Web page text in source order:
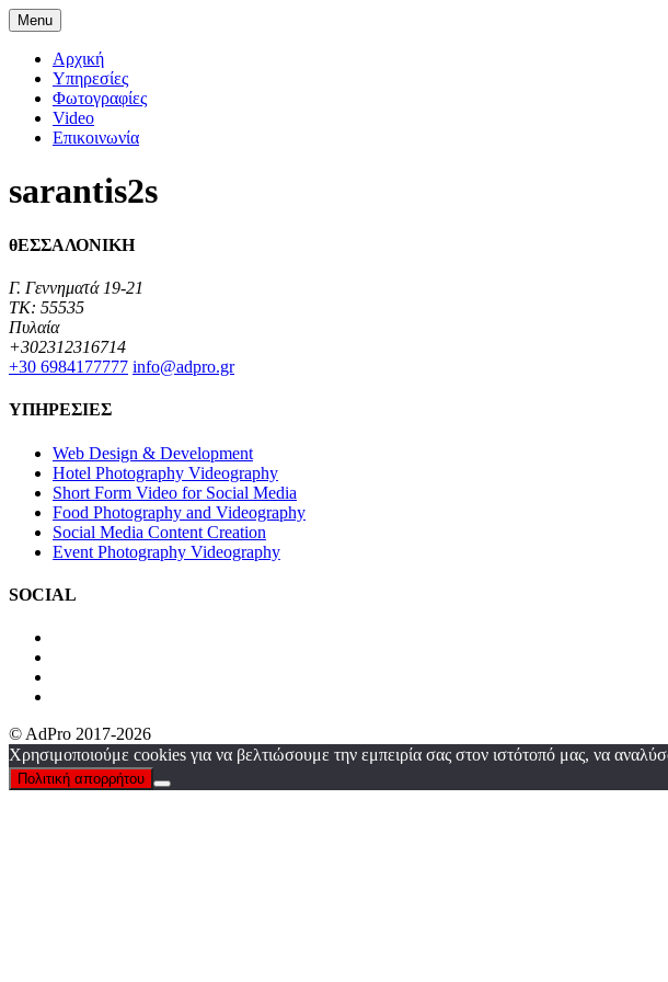
Menu
Αρχική
Υπηρεσίες
Φωτογραφίες
Video
Επικοινωνία
sarantis2s
θΕΣΣΑΛΟΝΙΚΗ
Γ. Γεννηματά 19-21
TK: 55535
Πυλαία
+302312316714
+30 6984177777‬ info@adpro.gr
ΥΠΗΡΕΣΙΕΣ
Web Design & Development
Hotel Photography Videography
Short Form Video for Social Media
Food Photography and Videography
Social Media Content Creation
Event Photography Videography
SOCIAL
© AdPro 2017-2026
Χρησιμοποιούμε cookies για να βελτιώσουμε την εμπειρία σας στον ιστότοπό μας, να
Πολιτική απορρήτου